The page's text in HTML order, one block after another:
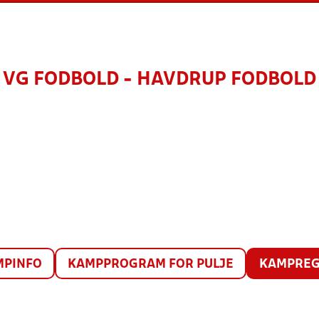
VG FODBOLD - HAVDRUP FODBOLD
KAMPPROGRAM FOR PULJE